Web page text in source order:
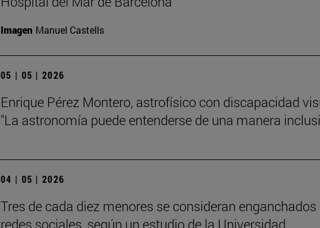
Imagen Manuel Castells
05 | 05 | 2026
Enrique Pérez Montero, astrofísico con discapacidad
"La astronomía puede entenderse de una manera
04 | 05 | 2026
Tres de cada diez menores se consideran enganchados
redes sociales, según un estudio de la Universidad